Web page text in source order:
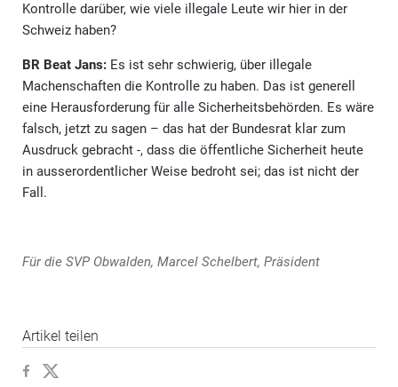
Kontrolle darüber, wie viele illegale Leute wir hier in der
Schweiz haben?
BR Beat Jans: Es ist sehr schwierig, über illegale
Machenschaften die Kontrolle zu haben. Das ist generell
eine Herausforderung für alle Sicherheitsbehörden. Es wäre
falsch, jetzt zu sagen – das hat der Bundesrat klar zum
Ausdruck gebracht -, dass die öffentliche Sicherheit heute
in ausserordentlicher Weise bedroht sei; das ist nicht der
Fall.
Für die SVP Obwalden, Marcel Schelbert, Präsident
Artikel teilen